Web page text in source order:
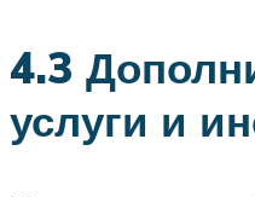
4.3
услуги и